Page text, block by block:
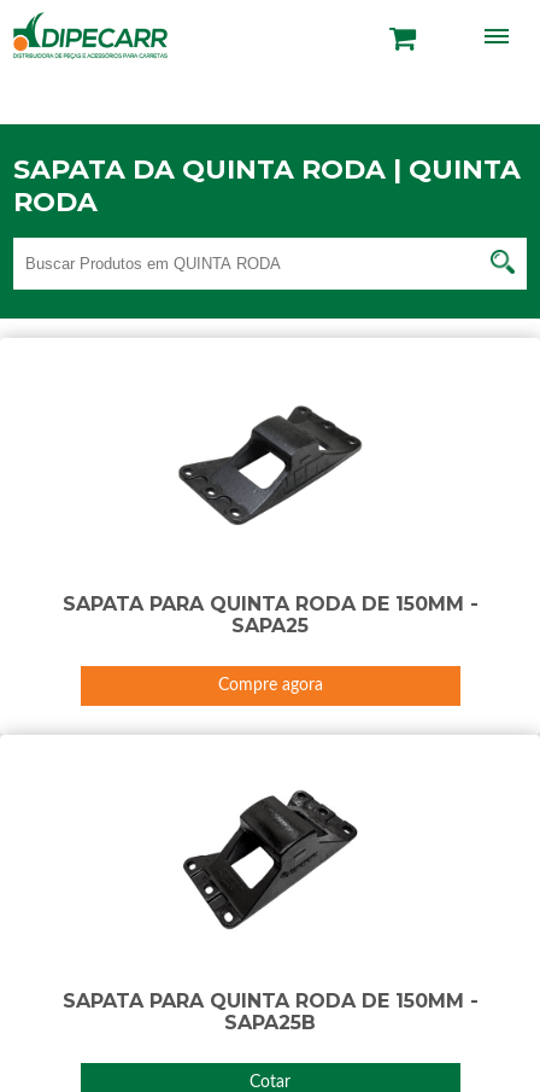
SAPATA DA QUINTA RODA | QUINTA
RODA
SAPATA PARA QUINTA RODA DE 150MM -
SAPA25
Compre agora
SAPATA PARA QUINTA RODA DE 150MM -
SAPA25B
Cotar